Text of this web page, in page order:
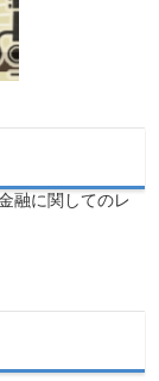
融に関してのレ